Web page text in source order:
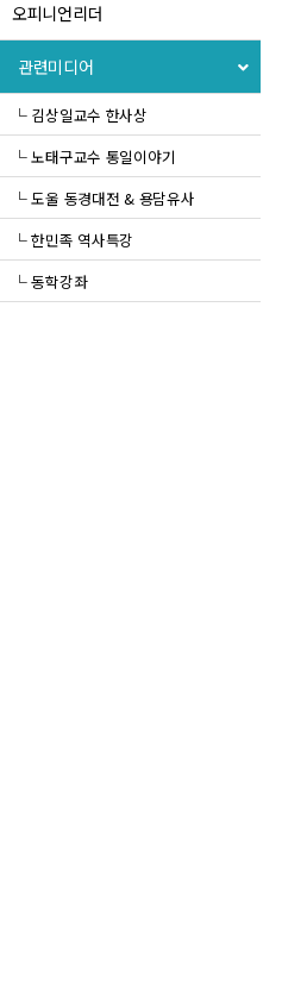
오피니언리더
관련미디어
└ 김상일교수 한사상
└ 노태구교수 통일이야기
└ 도울 동경대전 & 용담유사
└ 한민족 역사특강
└ 동학강좌